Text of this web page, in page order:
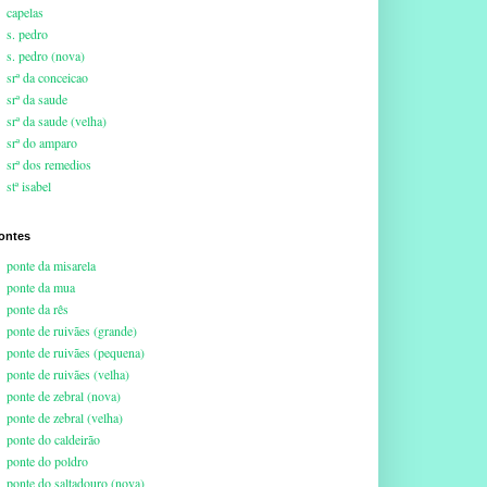
capelas
s. pedro
s. pedro (nova)
srª da conceicao
srª da saude
srª da saude (velha)
srª do amparo
srª dos remedios
stª isabel
ponte da misarela
ponte da mua
ponte da rês
ponte de ruivães (grande)
ponte de ruivães (pequena)
ponte de ruivães (velha)
ponte de zebral (nova)
ponte de zebral (velha)
ponte do caldeirão
ponte do poldro
ponte do saltadouro (nova)